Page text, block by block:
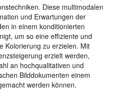
Diese multimodalen
und Erwartungen der
in einem konditionierten
um so eine effiziente und
Kolorierung zu erzielen. Mit
erzielt werden,
an hochqualitativen und
Bilddokumenten einem
werden können.